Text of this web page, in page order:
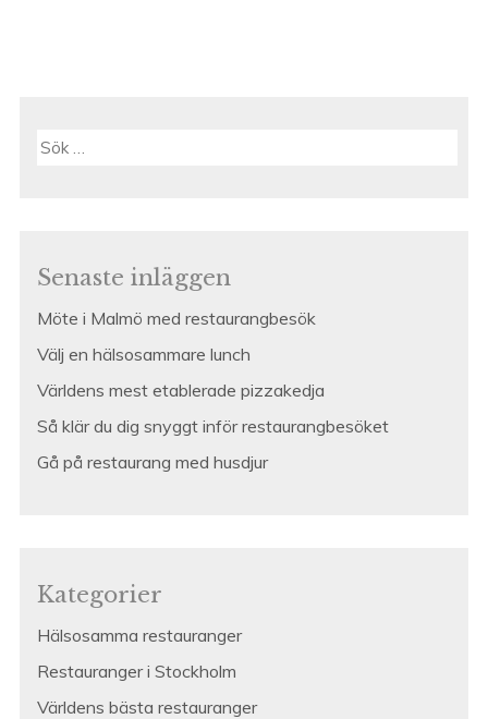
Sök
Senaste inläggen
Möte i Malmö med restaurangbesök
Välj en hälsosammare lunch
Världens mest etablerade pizzakedja
Så klär du dig snyggt inför restaurangbesöket
Gå på restaurang med husdjur
Kategorier
Hälsosamma restauranger
Restauranger i Stockholm
Världens bästa restauranger